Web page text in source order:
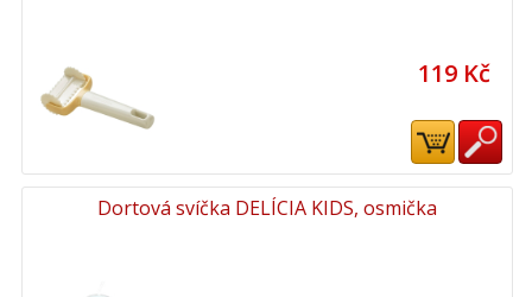
119 Kč
Dortová svíčka DELÍCIA KIDS, osmička